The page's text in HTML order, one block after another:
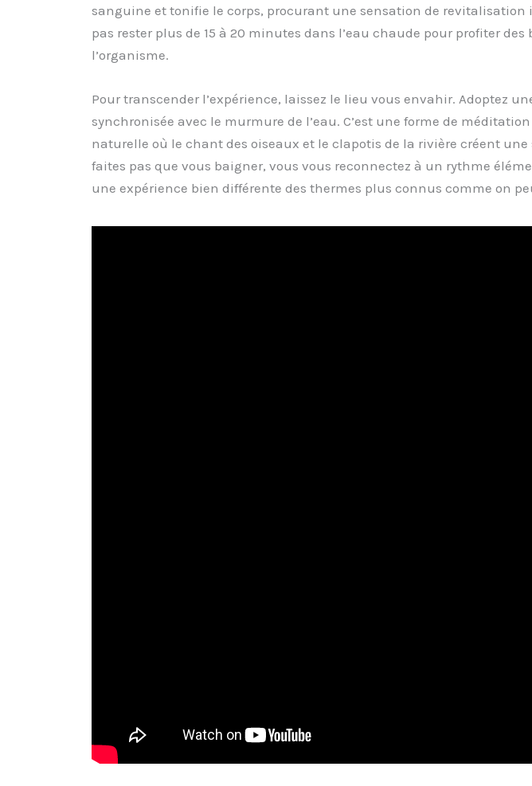
sanguine et tonifie le corps, procurant une sensation de revitalisation
pas rester plus de 15 à 20 minutes dans l’eau chaude pour profiter
l’organisme.
Pour transcender l’expérience, laissez le lieu vous envahir. Adoptez
synchronisée avec le murmure de l’eau. C’est une forme de
naturelle où le chant des oiseaux et le clapotis de la rivière créent
faites pas que vous baigner, vous vous reconnectez à un rythme
une expérience bien différente des thermes plus connus comme on